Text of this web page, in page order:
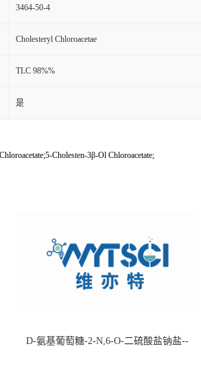
3464-50-4
Cholesteryl Chloroacetae
TLC 98%%
是
Cholesten-3β-Ol Chloroacetate;
D-氨基葡萄糖-2-N,6-O-二硫酸盐钠盐--